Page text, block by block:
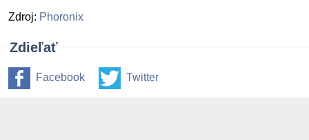
Zdroj: Phoronix
Zdieľať
Facebook Twitter